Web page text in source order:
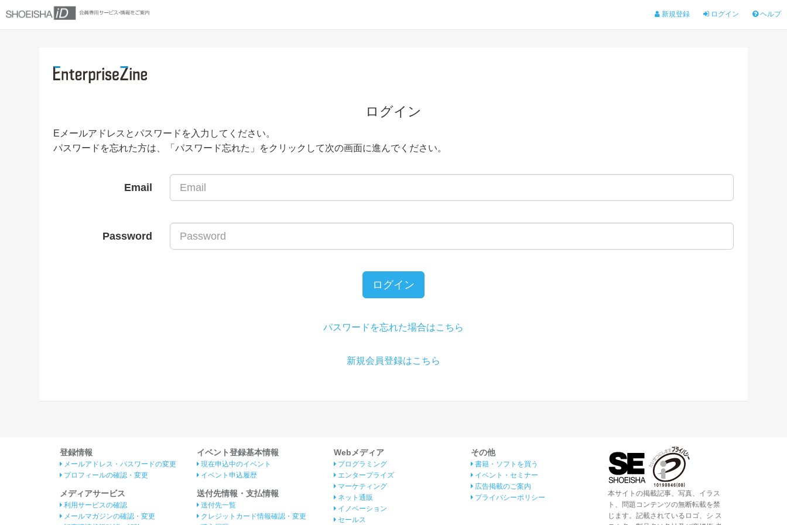
新規登録 ログイン ヘルプ
ログイン
Eメールアドレスとパスワードを入力してください。
パスワードを忘れた方は、「パスワード忘れた」をクリックして次の画面に進んでください。
Email
Password
ログイン
パスワードを忘れた場合はこちら
新規会員登録はこちら
登録情報
メールアドレス・パスワードの変更
プロフィールの確認・変更
メディアサービス
利用サービスの確認
メールマガジンの確認・変更
イベント登録基本情報
現在申込中のイベント
イベント申込履歴
送付先情報・支払情報
送付先一覧
クレジットカード情報確認・変更
Webメディア
プログラミング
エンタープライズ
マーケティング
ネット通販
イノベーション
セールス
その他
書籍・ソフトを買う
イベント・セミナー
広告掲載のご案内
プライバシーポリシー
本サイトの掲載記事、写真、イラス
ト、問題コンテンツの無断転載を禁
じます。記載されているロゴ、シ ス